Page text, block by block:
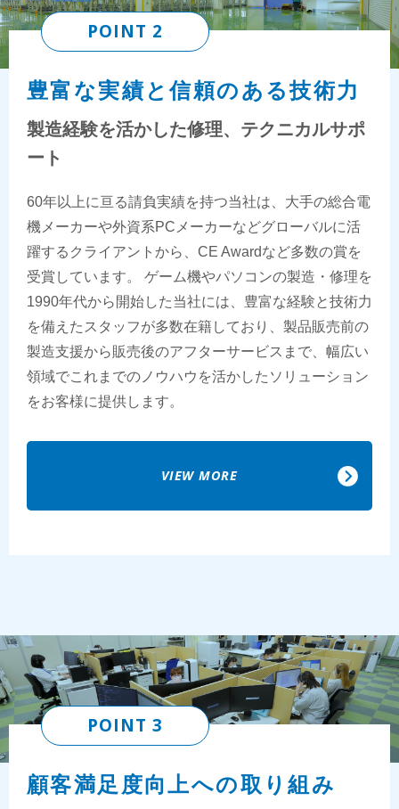
POINT 2
豊富な実績と信頼のある技術力
製造経験を活かした修理、テクニカルサポ
ート
60年以上に亘る請負実績を持つ当社は、大手の総合電
機メーカーや外資系PCメーカーなどグローバルに活
躍するクライアントから、CE Awardなど多数の賞を
受賞しています。 ゲーム機やパソコンの製造・修理を
1990年代から開始した当社には、豊富な経験と技術力
を備えたスタッフが多数在籍しており、製品販売前の
製造支援から販売後のアフターサービスまで、幅広い
領域でこれまでのノウハウを活かしたソリューション
をお客様に提供します。
VIEW MORE
POINT 3
顧客満足度向上への取り組み